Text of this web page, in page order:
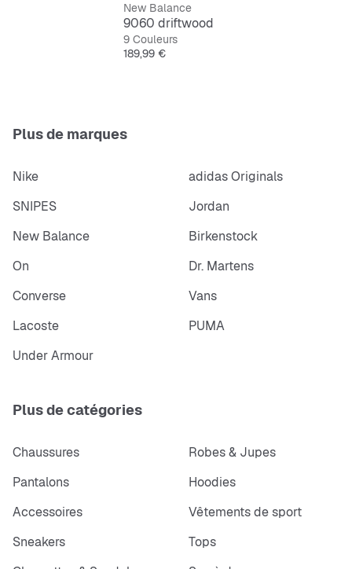
New Balance
9060 driftwood
9 Couleurs
Prix
189,99 €
Plus de marques
Nike
adidas Originals
SNIPES
Jordan
New Balance
Birkenstock
On
Dr. Martens
Converse
Vans
Lacoste
PUMA
Under Armour
Plus de catégories
Chaussures
Robes & Jupes
Pantalons
Hoodies
Accessoires
Vêtements de sport
Sneakers
Tops